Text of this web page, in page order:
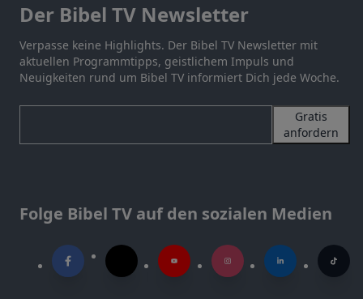
Der Bibel TV Newsletter
Verpasse keine Highlights. Der Bibel TV Newsletter mit
aktuellen Programmtipps, geistlichem Impuls und
Neuigkeiten rund um Bibel TV informiert Dich jede Woche.
Gratis
anfordern
Folge Bibel TV auf den sozialen Medien